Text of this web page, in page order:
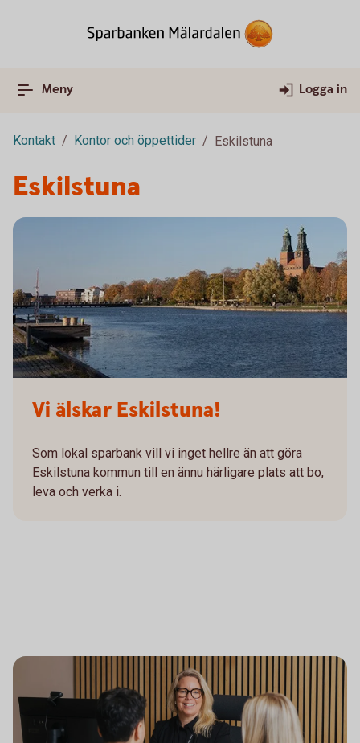
Meny Logga in
Kontakt Kontor och öppettider Eskilstuna
Eskilstuna
Vi älskar Eskilstuna!
Som lokal sparbank vill vi inget hellre än att göra
Eskilstuna kommun till en ännu härligare plats att bo,
leva och verka i.